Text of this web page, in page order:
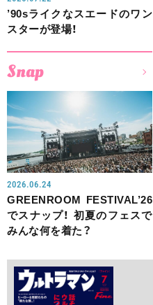
’90sライクなスエードのワン
スターが登場！
Snap
2026.06.24
GREENROOM FESTIVAL’26
でスナップ！ 初夏のフェスで
みんな何を着た？